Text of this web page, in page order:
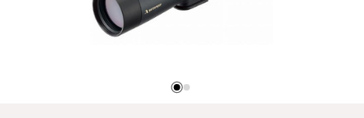
Video & Drohnen